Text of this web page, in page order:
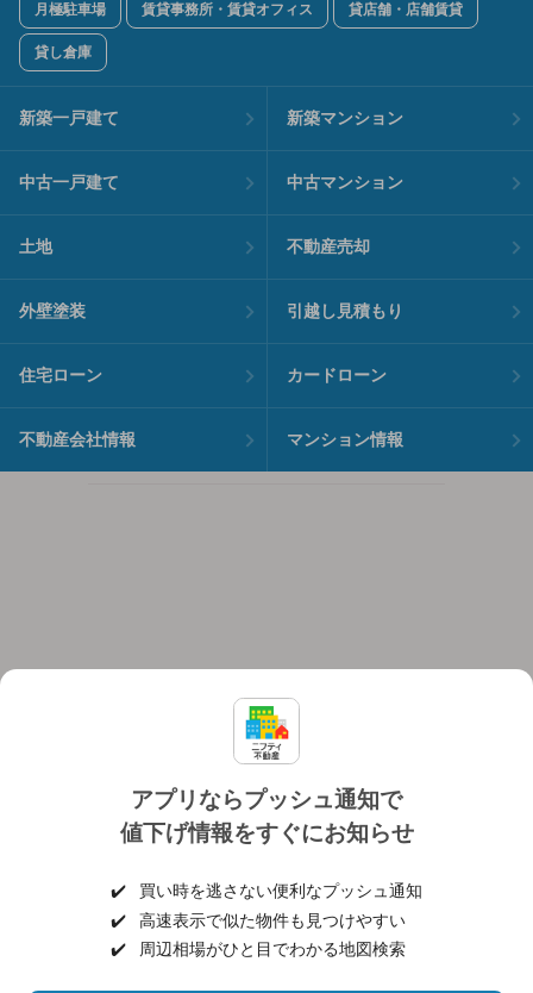
アプリならプッシュ通知で
値下げ情報をすぐにお知らせ
✔️
買い時を逃さない便利なプッシュ通知
✔️
高速表示で似た物件も見つけやすい
✔️
周辺相場がひと目でわかる地図検索
月極駐車場 賃貸事務所・賃貸オフィス 貸店舗・店舗賃貸
貸し倉庫
新築一戸建て 新築マンション
中古一戸建て 中古マンション
土地 不動産売却
外壁塗装 引越し見積もり
住宅ローン カードローン
不動産会社情報 マンション情報
個人情報保護ポリシー 利用規約
ヘルプ・お問い合わせ 採用情報